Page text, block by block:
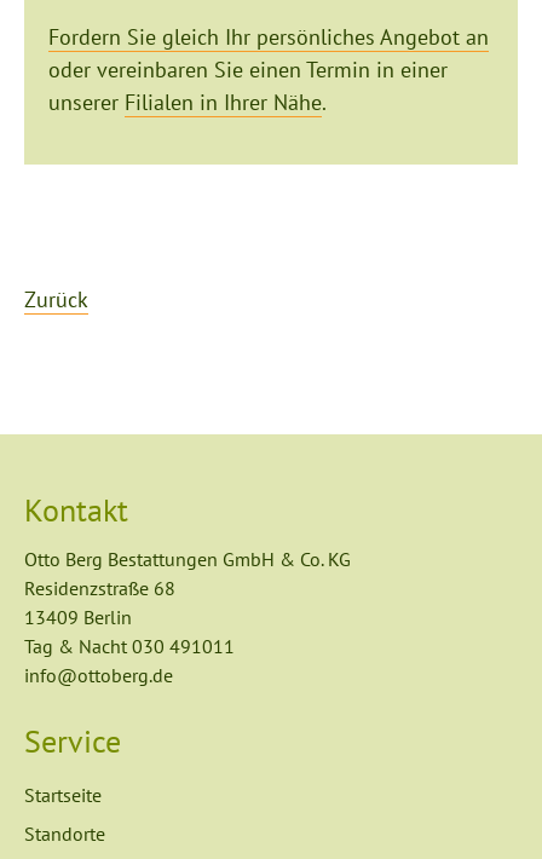
Fordern Sie gleich Ihr persönliches Angebot an
oder vereinbaren Sie einen Termin in einer
unserer Filialen in Ihrer Nähe.
Zurück
Kontakt
Otto Berg Bestattungen GmbH & Co. KG
Residenzstraße 68
13409 Berlin
Tag & Nacht 030 491011
info@ottoberg.de
Service
Navigation
überspringen
Startseite
Standorte